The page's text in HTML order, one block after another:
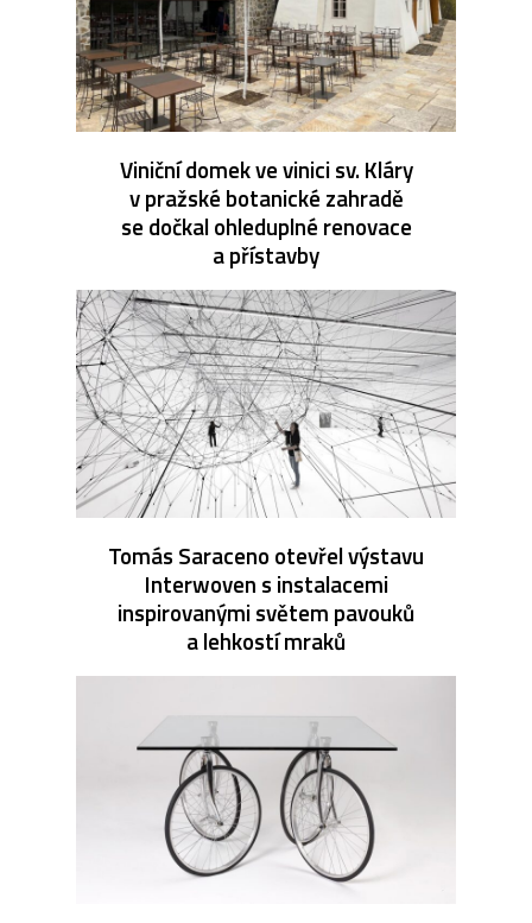
Viniční domek ve vinici sv. Kláry
v pražské botanické zahradě
se dočkal ohleduplné renovace
a přístavby
Tomás Saraceno otevřel výstavu
Interwoven s instalacemi
inspirovanými světem pavouků
a lehkostí mraků